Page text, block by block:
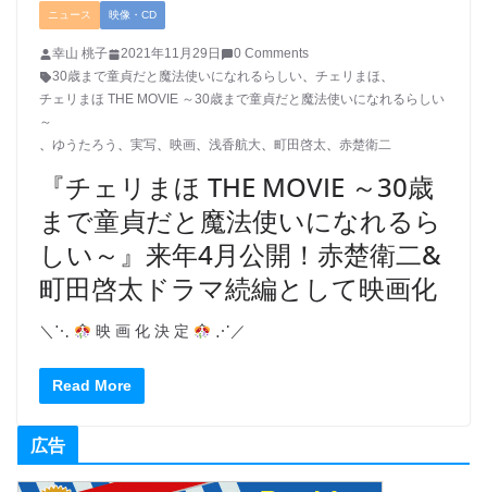
ニュース 映像・CD
幸山 桃子 2021年11月29日
0 Comments
30歳まで童貞だと魔法使いになれるらしい、 チェリまほ、
チェリまほ THE MOVIE ～30歳まで童貞だと魔法使いになれるらしい
～
、 ゆうたろう 、 実写、 映画、 浅⾹航⼤、 町田啓太、 赤楚衛二
『チェリまほ THE MOVIE ～30歳
まで童貞だと魔法使いになれるら
しい～』来年4月公開！⾚楚衛⼆&
町田啓太ドラマ続編として映画化
＼⋱ 映 画 化 決 定 ⋰／
Read More
広告